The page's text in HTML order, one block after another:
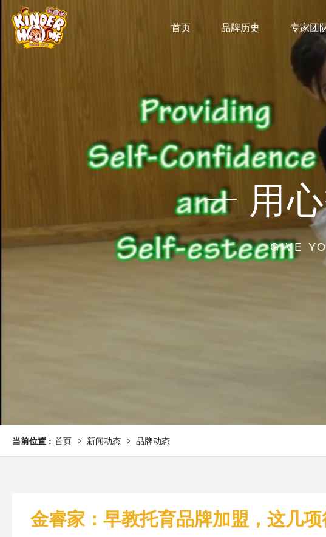
首页 品牌历史 专家团
用
GIVE
当前位置 : 首页 新闻动态 品牌动态
金睿家：早教托育品牌加盟，这几